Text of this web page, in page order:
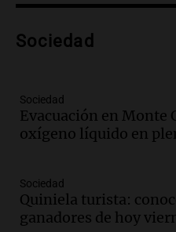
Panorama Federal
Episodios
Congreso y
oxígeno en
Panorama Federal
Episodios
y llega avión para
brigada aérea
Panorama Federal
Sociedad
Sociedad
Evacuación en Monte
oxígeno líquido en
Sociedad
Quiniela turista:
ganadores de hoy